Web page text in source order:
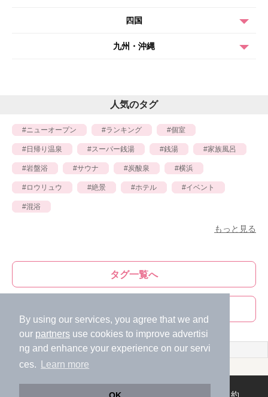
By using our services, you agree that we and
our partners use cookies to improve advertisi
ng and enhance your experience on our servi
ces.
Learn more
四国
九州・沖縄
人気のタグ
ニューオープン ランキング 個室
日帰り温泉 スーパー銭湯 銭湯 家族風呂
岩盤浴 サウナ 炭酸泉 横浜
ロウリュウ 絶景 ホテル イベント
混浴
もっと見る
タグ一覧へ
ニフティ温泉 全国
スマートフォン / PC
利用規約 ライフスタイルMEMBERS+規約